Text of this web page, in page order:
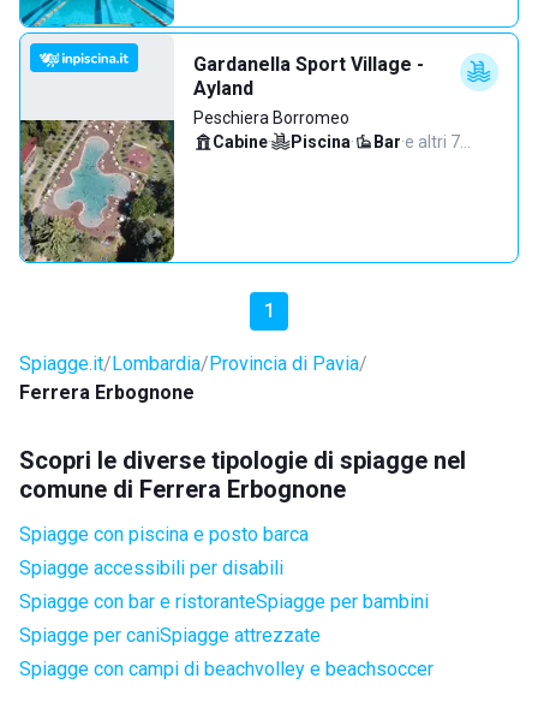
Gardanella Sport Village -
Ayland
Peschiera Borromeo
Cabine· Piscina· Bar·e altri 7…
1
Spiagge.it Lombardia Provincia di Pavia
Ferrera Erbognone
Scopri le diverse tipologie di spiagge nel
comune di Ferrera Erbognone
Spiagge con piscina e posto barca
Spiagge accessibili per disabili
Spiagge con bar e ristoranteSpiagge per bambini
Spiagge per caniSpiagge attrezzate
Spiagge con campi di beachvolley e beachsoccer